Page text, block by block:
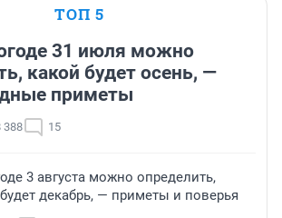
ТОП 5
31 июля можно
какой будет осень, —
приметы
388 15
3 августа можно определить,
декабрь, — приметы и поверья